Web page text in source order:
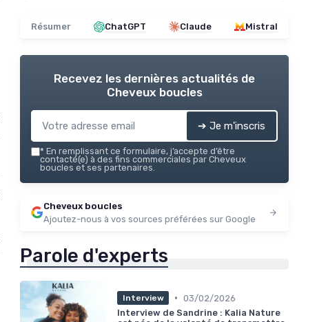
Résumer ChatGPT Claude Mistral
Recevez les dernières actualités de
Cheveux boucles
➔ Je m'inscris
* En remplissant ce formulaire, j’accepte d’être
contacté(e) à des fins commerciales par Cheveux
boucles et ses partenaires.
Cheveux boucles
Ajoutez-nous à vos sources préférées sur Google
Parole d'experts
Interview • 03/02/2026
Interview de Sandrine : Kalia Nature